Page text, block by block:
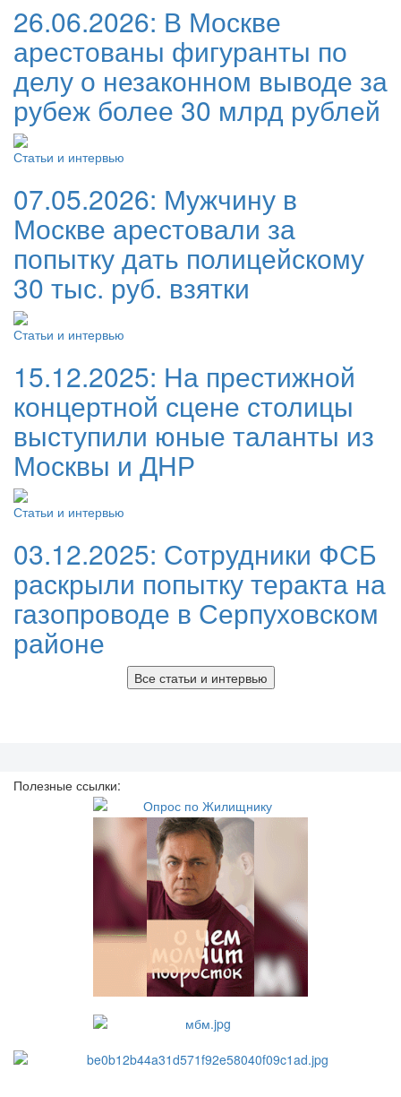
26.06.2026: В Москве
арестованы фигуранты по
делу о незаконном выводе за
рубеж более 30 млрд рублей
Статьи и интервью
07.05.2026: Мужчину в
Москве арестовали за
попытку дать полицейскому
30 тыс. руб. взятки
Статьи и интервью
15.12.2025: На престижной
концертной сцене столицы
выступили юные таланты из
Москвы и ДНР
Статьи и интервью
03.12.2025: Сотрудники ФСБ
раскрыли попытку теракта на
газопроводе в Серпуховском
районе
Все статьи и интервью
Полезные ссылки: